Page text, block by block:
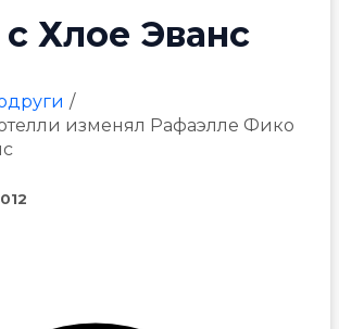
Хлое Эванс
изменял Рафаэлле Фико